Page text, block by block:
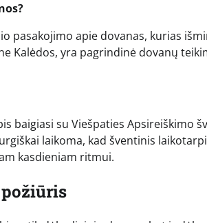
pasakojimo apie dovanas, kurias
Kalėdos, yra pagrindinė dovanų
baigiasi su Viešpaties Apsireiškimo
laikoma, kad šventinis
kasdieniam ritmui.